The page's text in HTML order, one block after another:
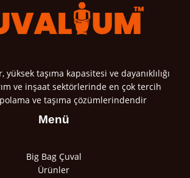
yüksek taşıma kapasitesi ve dayanıklılığı
ve inşaat sektörlerinde en çok tercih
ve taşıma çözümlerindendir
Menü
Big Bag Çuval
Ürünler